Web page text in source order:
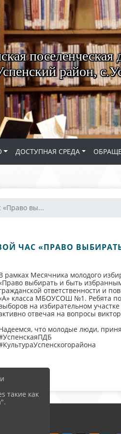
поселенческая
район,
ДОСТУПНАЯ СРЕДА
«Право вы...
ЧАС «ПРАВО
рамках Месячника молодого
выбирать и быть
ответственности и
класса МБОУСОШ №1. Ребята
на избирательном
отвечая на вопросы
что молодые люди,
такие как